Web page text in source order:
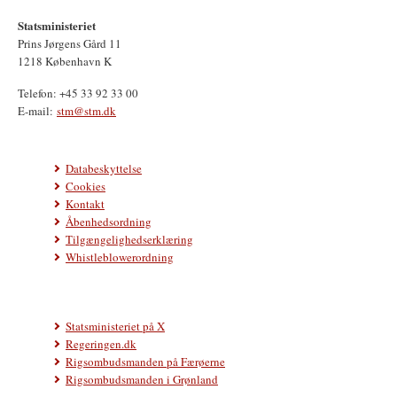
Statsministeriet
Prins Jørgens Gård 11
1218 København K
Telefon: +45 33 92 33 00
E-mail: stm@stm.dk
Databeskyttelse
Cookies
Kontakt
Åbenhedsordning
Tilgængelighedserklæring
Whistleblowerordning
Statsministeriet på X
Regeringen.dk
Rigsombudsmanden på Færøerne
Rigsombudsmanden i Grønland